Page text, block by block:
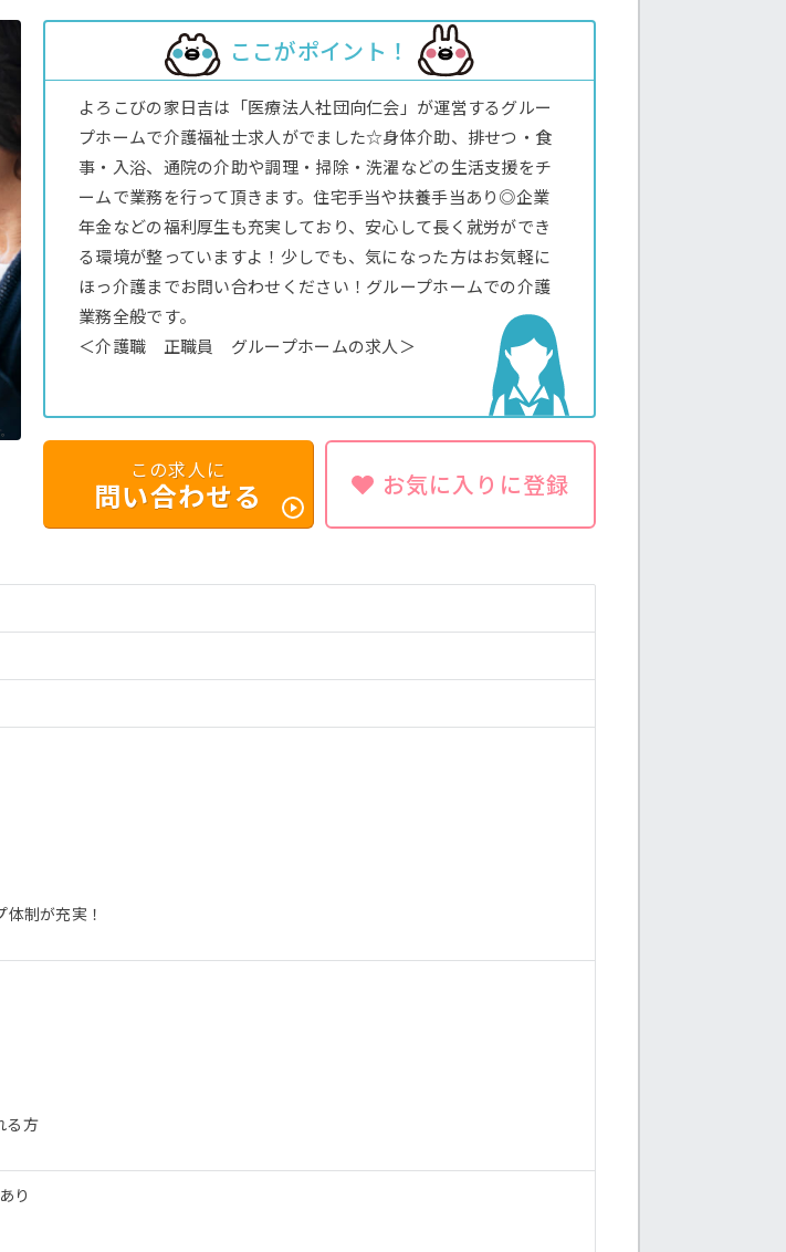
ここがポイント！
よろこびの家日吉は「医療法人社団向仁会」が運営するグルー
プホームで介護福祉士求人がでました☆身体介助、排せつ・食
事・入浴、通院の介助や調理・掃除・洗濯などの生活支援をチ
ームで業務を行って頂きます。住宅手当や扶養手当あり◎企業
年金などの福利厚生も充実しており、安心して長く就労ができ
る環境が整っていますよ！少しでも、気になった方はお気軽に
ほっ介護までお問い合わせください！グループホームでの介護
業務全般です。
＜介護職 正職員 グループホームの求人＞
この求人に
問い合わせる お気に入りに登録
制が充実！
る方
り